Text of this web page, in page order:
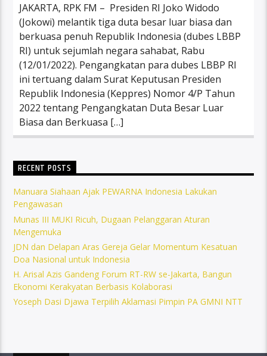
JAKARTA, RPK FM – Presiden RI Joko Widodo
(Jokowi) melantik tiga duta besar luar biasa dan
berkuasa penuh Republik Indonesia (dubes LBBP
RI) untuk sejumlah negara sahabat, Rabu
(12/01/2022). Pengangkatan para dubes LBBP RI
ini tertuang dalam Surat Keputusan Presiden
Republik Indonesia (Keppres) Nomor 4/P Tahun
2022 tentang Pengangkatan Duta Besar Luar
Biasa dan Berkuasa […]
RECENT POSTS
Manuara Siahaan Ajak PEWARNA Indonesia Lakukan
Pengawasan
Munas III MUKI Ricuh, Dugaan Pelanggaran Aturan
Mengemuka
JDN dan Delapan Aras Gereja Gelar Momentum Kesatuan
Doa Nasional untuk Indonesia
H. Arisal Azis Gandeng Forum RT-RW se-Jakarta, Bangun
Ekonomi Kerakyatan Berbasis Kolaborasi
Yoseph Dasi Djawa Terpilih Aklamasi Pimpin PA GMNI NTT